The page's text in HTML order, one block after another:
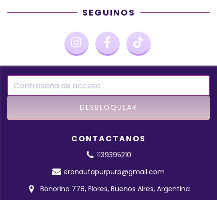
SEGUINOS
CONTACTANOS
1139395210
eronautapurpura@gmail.com
Bonorino 778, Flores, Buenos Aires, Argentina